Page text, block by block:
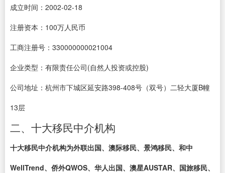
成立时间：2002-02-18
注册资本：100万人民币
工商注册号：330000000021004
企业类型：有限责任公司(自然人投资或控股)
公司地址：杭州市下城区延安路398-408号（双号）二轻大厦B幢
13层
二、十大移民中介机构
十大移民中介机构为外联出国、澳际移民、景鸿移民、和中
WellTrend、侨外QWOS、华人出国、澳星AUSTAR、国旅移民、